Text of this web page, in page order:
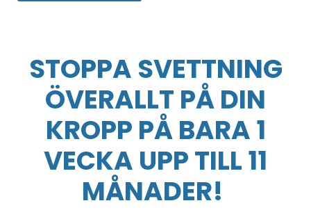
STOPPA SVETTNING
ÖVERALLT PÅ DIN
KROPP PÅ BARA 1
VECKA UPP TILL 11
MÅNADER!